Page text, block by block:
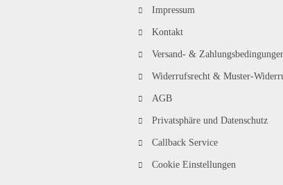
Impressum
Kontakt
Versand- &
Widerrufsrecht & Muster-
AGB
Privatsphäre und Datenschutz
Callback Service
Cookie Einstellungen